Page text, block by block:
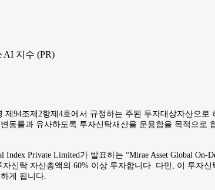
AI 지수 (PR)
94조제2항제4호에서 규정하는 주된 투자대상자산으로
동률과 유사하도록 투자신탁재산을 운용함을 목적으로
Index Private Limited가 발표하는 “Mirae Asset Global
신탁 자산총액의 60% 이상 투자합니다. 다만, 이 투자
게 됩니다.